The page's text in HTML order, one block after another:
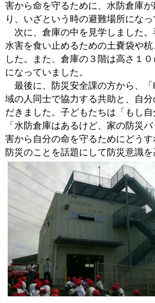
害から命を守るために、水防倉庫
り、いざという時の避難場所にな
次に、倉庫の中を見学しました
水害を食い止めるための土嚢袋や
した。また、倉庫の３階は高さ１
になっていました。
最後に、防災安全課の方から、
域の人同士で協力する共助と、自
だきました。子どもたちは「もし
「水防倉庫はあるけど、家の防災
害から自分の命を守るためにどう
防災のことを話題にして防災意識